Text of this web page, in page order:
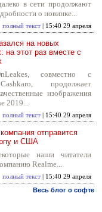
в сети продолжают
о новинке...
полный текст | 15:40 29 апреля
на новых
на этот раз вместе с
совместно с
продолжает
изображения
2019...
полный текст | 15:40 29 апреля
отправится
и США
наши читатели
Realme...
полный текст | 15:40 29 апреля
Весь блог о софте